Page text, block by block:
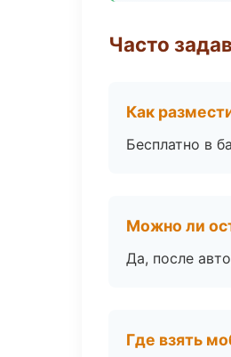
Часто
Как
Бесплатно в
Можно ли
Да, после
Где взять